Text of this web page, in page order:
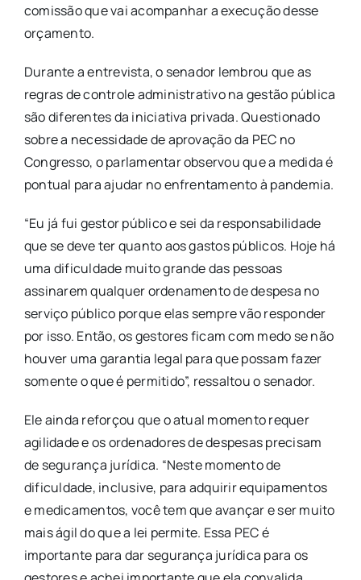
comissão que vai acompanhar a execução desse
orçamento.
Durante a entrevista, o senador lembrou que as
regras de controle administrativo na gestão pública
são diferentes da iniciativa privada. Questionado
sobre a necessidade de aprovação da PEC no
Congresso, o parlamentar observou que a medida é
pontual para ajudar no enfrentamento à pandemia.
“Eu já fui gestor público e sei da responsabilidade
que se deve ter quanto aos gastos públicos. Hoje há
uma dificuldade muito grande das pessoas
assinarem qualquer ordenamento de despesa no
serviço público porque elas sempre vão responder
por isso. Então, os gestores ficam com medo se não
houver uma garantia legal para que possam fazer
somente o que é permitido”, ressaltou o senador.
Ele ainda reforçou que o atual momento requer
agilidade e os ordenadores de despesas precisam
de segurança jurídica. “Neste momento de
dificuldade, inclusive, para adquirir equipamentos
e medicamentos, você tem que avançar e ser muito
mais ágil do que a lei permite. Essa PEC é
importante para dar segurança jurídica para os